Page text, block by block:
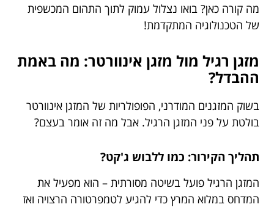
מה קורה כאן? בואו נצלול עמוק לתוך התהום המכשפית
של הטכנולוגיה המתקדמת!
מזגן רגיל מול מזגן אינוורטר: מה באמת
ההבדל?
בשוק המזגנים המודרני, הפופולריות של המזגן אינוורטר
בולטת על פני המזגן הרגיל. אבל מה זה אומר בעצם?
תהליך הקירור: כמו ללבוש ג'קט?
המזגן הרגיל פועל בשיטה מסורתית – הוא מפעיל את
המדחס במלוא המרץ כדי להגיע לטמפרטורה הרצויה ואז